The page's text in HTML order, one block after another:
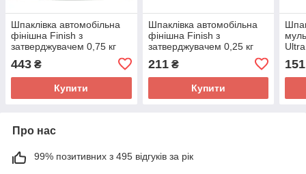
Шпаклівка автомобільна
фінішна Finish з
затверджувачем 0,75 кг
443 ₴
Купити
Шпаклівка автомобільна
фінішна Finish з
затверджувачем 0,25 кг
211₴
Купити
151
Про нас
99% позитивних з 495 відгуків за рік